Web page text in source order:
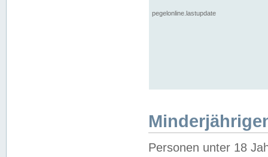
pegelonline.lastupdate
Personen unter 18